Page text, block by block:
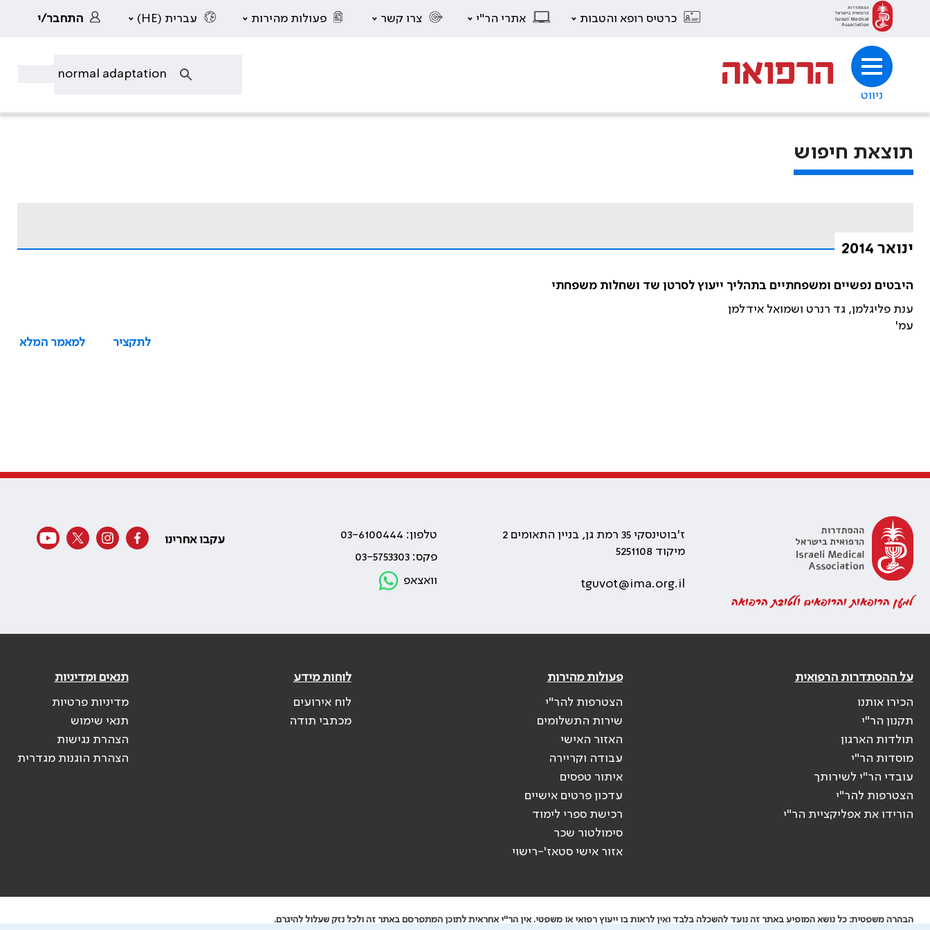
כרטיס רופא והטבות אתרי הר"י צרו קשר פעולות מהירות עברית (HE) התחבר/י
ניווט
תוצאת חיפוש
ינואר 2014
היבטים נפשיים ומשפחתיים בתהליך ייעוץ לסרטן שד ושחלות משפחתי
ענת פליגלמן, גד רנרט ושמואל אידלמן
עמ'
לתקציר
למאמר המלא
למען הרופאות והרופאים ולטובת הרפואה
ז'בוטינסקי 35 רמת גן, בניין התאומים 2
מיקוד 5251108
tguvot@ima.org.il
טלפון: 03-6100444
פקס: 03-5753303
וואצאפ
עקבו אחרינו
על ההסתדרות הרפואית
הכירו אותנו
תקנון הר"י
תולדות הארגון
מוסדות הר"י
עובדי הר"י לשירותך
הצטרפות להר"י
הורידו את אפליקציית הר"י
פעולות מהירות
הצטרפות להר"י
שירות התשלומים
האזור האישי
עבודה וקריירה
איתור טפסים
עדכון פרטים אישיים
רכישת ספרי לימוד
סימולטור שכר
אזור אישי סטאז'-רישוי
לוחות מידע
לוח אירועים
מכתבי תודה
תנאים ומדיניות
מדיניות פרטיות
תנאי שימוש
הצהרת נגישות
הצהרת הוגנות מגדרית
הבהרה משפטית: כל נושא המופיע באתר זה נועד להשכלה בלבד ואין לראות בו ייעוץ רפואי או משפטי. אין הר"י אחראית לתוכן המתפרסם באתר זה ולכל נזק שעלול להיגרם.